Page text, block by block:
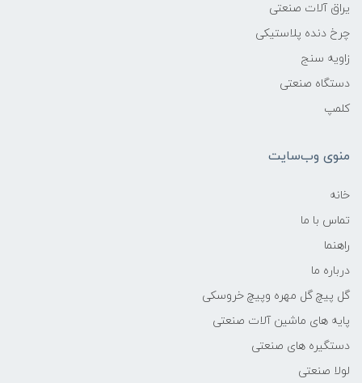
یراق آلات صنعتی
چرخ دنده پلاستیکی
زاویه سنج
دستگاه صنعتی
کلمپ
منوی وب‌سایت
خانه
تماس با ما
راهنما
درباره ما
گل پیچ گل مهره وپیچ خروسکی
پایه های ماشین آلات صنعتی
دستگیره های صنعتی
لولا صنعتی